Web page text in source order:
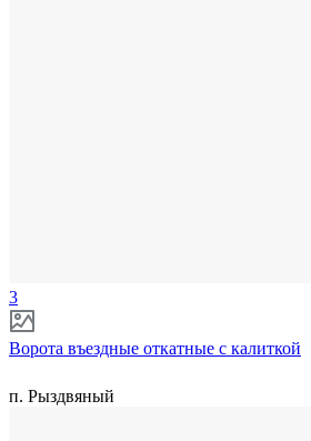
3
Ворота въездные откатные с калиткой
п. Рыздвяный